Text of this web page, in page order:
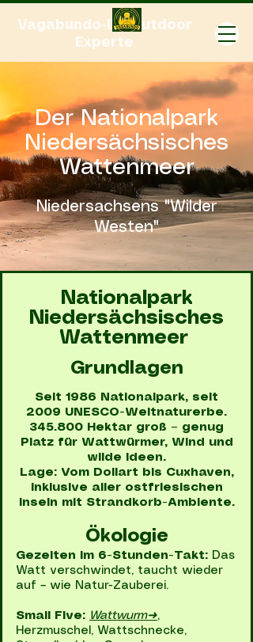
Vagabundo-Ihr Outdoor
Experte
Der Nationalpark
Niedersächsisches
Wattenmeer
Niedersachsens "Wilder
Westen"
Nationalpark
Niedersächsisches
Wattenmeer
Grundlagen
Seit 1986 Nationalpark, seit
2009 UNESCO-Weltnaturerbe.
345.800 Hektar groß – genug
Platz für Wattwürmer, Wind und
wilde Ideen.
Lage: Vom Dollart bis Cuxhaven,
inklusive aller ostfriesischen
Inseln mit Strandkorb-Ambiente.
Ökologie
Gezeiten im 6-Stunden-Takt: Das
Watt verschwindet, taucht wieder
auf – wie Natur-Zauberei.
Small Five: Wattwurm➜,
Herzmuschel, Wattschnecke,